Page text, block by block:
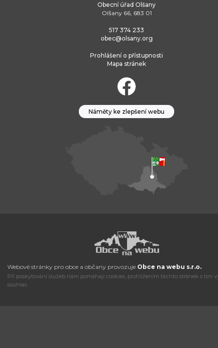
Obecní úřad Olšany
Olšany 66, 683 01
517 374 233
obec@olsany.org
Prohlášení o přístupnosti
Mapa stránek
Náměty ke zlepšení webu
Webové stránky pro obce a občany provozuje Obce na webu s.r.o.
Při poskytování služeb nám pomáhají cookies, prohlížením těchto stránek s tím
souhlas.